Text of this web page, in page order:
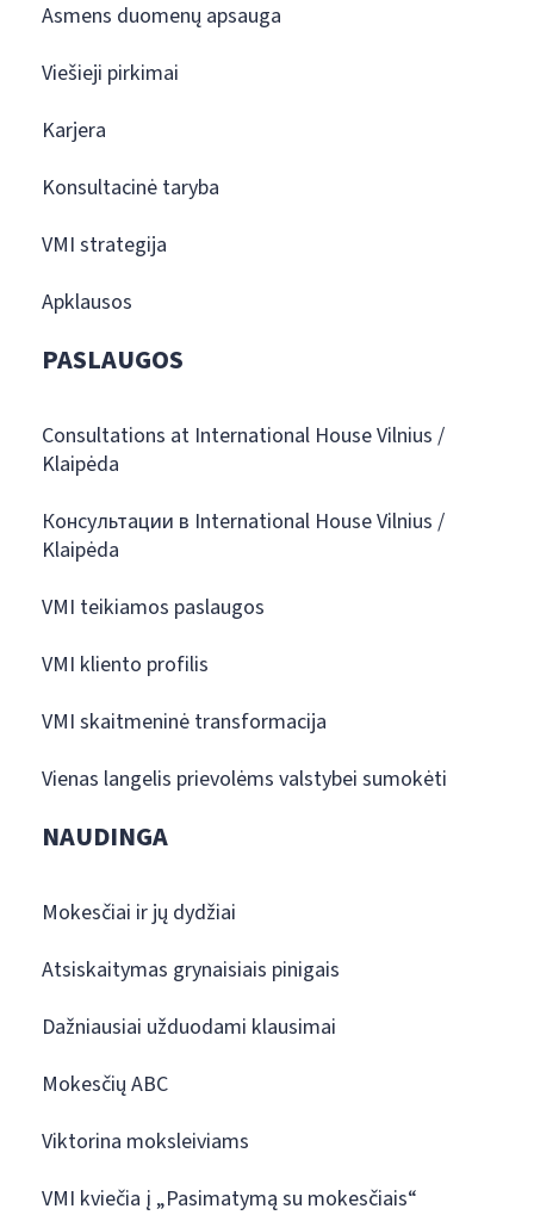
Asmens duomenų apsauga
Viešieji pirkimai
Karjera
Konsultacinė taryba
VMI strategija
Apklausos
PASLAUGOS
Consultations at International House Vilnius /
Klaipėda
Консультации в International House Vilnius /
Klaipėda
VMI teikiamos paslaugos
VMI kliento profilis
VMI skaitmeninė transformacija
Vienas langelis prievolėms valstybei sumokėti
NAUDINGA
Mokesčiai ir jų dydžiai
Atsiskaitymas grynaisiais pinigais
Dažniausiai užduodami klausimai
Mokesčių ABC
Viktorina moksleiviams
VMI kviečia į „Pasimatymą su mokesčiais“